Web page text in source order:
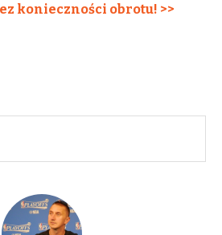
konieczności obrotu! >>